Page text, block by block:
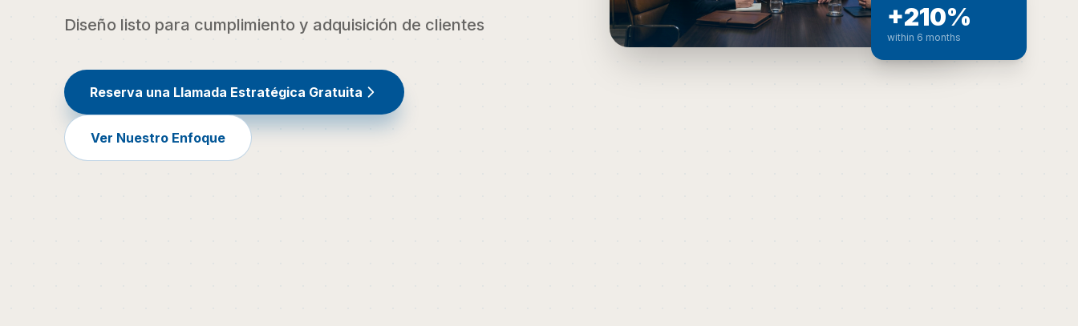
Diseño listo para cumplimiento y adquisición de clientes
Reserva una Llamada Estratégica Gratuita
Ver Nuestro Enfoque
+210%
within 6 months